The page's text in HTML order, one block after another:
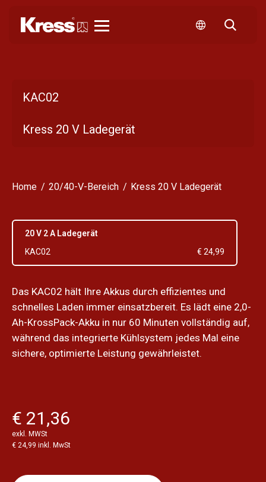
KAC02
Kress 20 V Ladegerät
Home 20/40-V-Bereich Kress 20 V Ladegerät
20 V 2 A Ladegerät
KAC02
€ 24,99
Das KAC02 hält Ihre Akkus durch effizientes und
schnelles Laden immer einsatzbereit. Es lädt eine 2,0-
Ah-KrossPack-Akku in nur 60 Minuten vollständig auf,
während das integrierte Kühlsystem jedes Mal eine
sichere, optimierte Leistung gewährleistet.
€ 21,36
exkl. MWSt
€ 24,99 inkl. MwSt